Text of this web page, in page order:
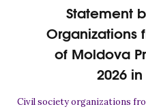
Statement
Organizations
of Moldova
2026
Civil society organizations